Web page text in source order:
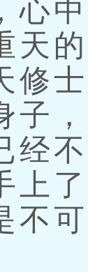
心
天
修
子
经
上
不